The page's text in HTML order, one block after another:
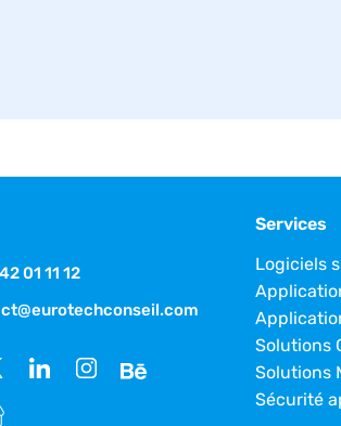
01 11 12
Services
Logiciels
Solutions
Solutions
Sécurité